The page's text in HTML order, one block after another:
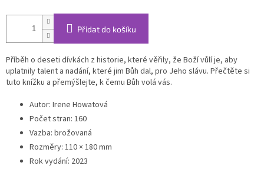
Přidat do košíku
Příběh o deseti dívkách z historie, které věřily, že Boží vůlí je, aby
uplatnily talent a nadání, které jim Bůh dal, pro Jeho slávu. Přečtěte si
tuto knížku a přemýšlejte, k čemu Bůh volá vás.
Autor: Irene Howatová
Počet stran: 160
Vazba: brožovaná
Rozměry: 110 × 180 mm
Rok vydání: 2023